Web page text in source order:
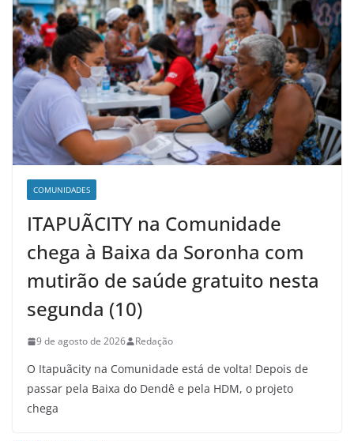
COMUNIDADES
ITAPUÃCITY na Comunidade
chega à Baixa da Soronha com
mutirão de saúde gratuito nesta
segunda (10)
9 de agosto de 2026 Redação
O Itapuãcity na Comunidade está de volta! Depois de
passar pela Baixa do Dendê e pela HDM, o projeto
chega